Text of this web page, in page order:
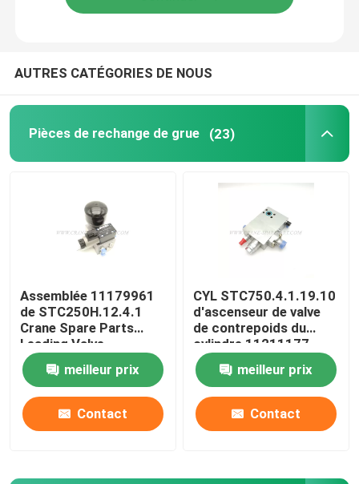
Câble métallique de grue
AUTRES CATÉGORIES DE NOUS
Pièces de rechange de grue (23)
Assemblée 11179961
de STC250H.12.4.1
Crane Spare Parts
Leading Valve
meilleur prix
Contact
CYL STC750.4.1.19.10
d'ascenseur de valve
de contrepoids du
cylindre 11211177
hydraulique
meilleur prix
Contact